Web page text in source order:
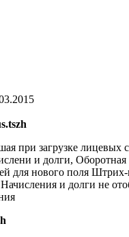
при загрузке лицевых
и долги, Оборотная
для нового поля
и долги не